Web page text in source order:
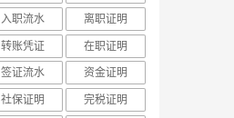
入职流水
离职证明
转账凭证
在职证明
签证流水
资金证明
社保证明
完税证明